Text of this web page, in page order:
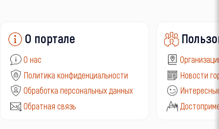
О портале
О нас
Политика конфиденциальности
Обработка персональных данных
Обратная связь
Новости